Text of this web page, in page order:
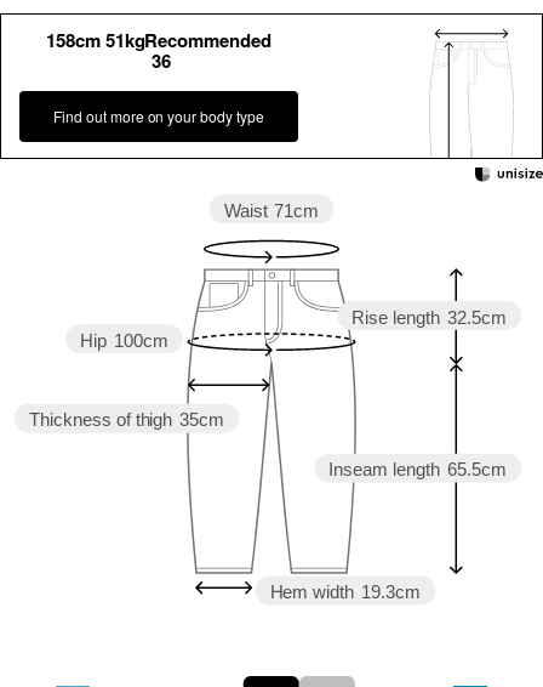
158cm 51kgRecommended
36
Find out more on your body type
Inseam length 65.5cm
Rise length 32.5cm
Hem width 19.3cm
Thickness of thigh 35cm
Hip 100cm
Waist 71cm